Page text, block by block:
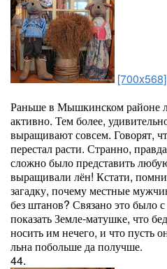
[700x568]
Раньше в Мышкинском районе
активно. Тем более,
выращивают совсем. Говорят,
перестал расти. Странно,
сложно было представить
выращивали лён! Кстати,
загадку, почему местные
без штанов? Связано это было
показать Земле-матушке, что
носить им нечего, и что пусть
льна побольше да получше.
44.